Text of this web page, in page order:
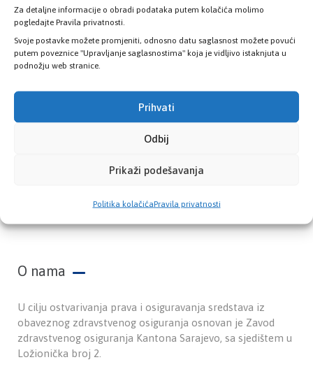
Za detaljne informacije o obradi podataka putem kolačića molimo
pogledajte Pravila privatnosti.
Svoje postavke možete promjeniti, odnosno datu saglasnost možete povući
putem poveznice "Upravljanje saglasnostima" koja je vidljivo istaknjuta u
podnožju web stranice.
Prihvati
Odbij
Prikaži podešavanja
Politika kolačićaPravila privatnosti
PROVJERITE STATUS
O nama
U cilju ostvarivanja prava i osiguravanja sredstava iz
obaveznog zdravstvenog osiguranja osnovan je Zavod
zdravstvenog osiguranja Kantona Sarajevo, sa sjedištem u
Ložionička broj 2.